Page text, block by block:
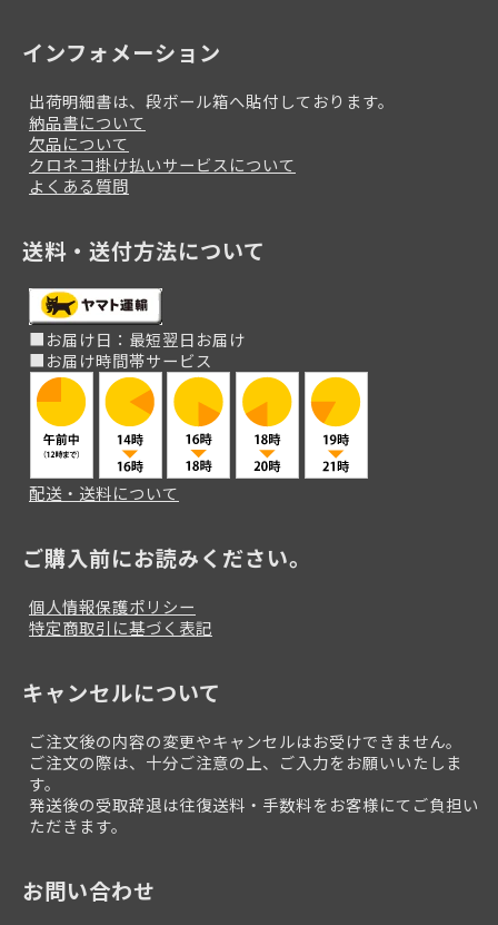
インフォメーション
出荷明細書は、段ボール箱へ貼付しております。
納品書について
欠品について
クロネコ掛け払いサービスについて
よくある質問
送料・送付方法について
■お届け日：最短翌日お届け
■お届け時間帯サービス
配送・送料について
ご購入前にお読みください。
個人情報保護ポリシー
特定商取引に基づく表記
キャンセルについて
ご注文後の内容の変更やキャンセルはお受けできません。
ご注文の際は、十分ご注意の上、ご入力をお願いいたしま
す。
発送後の受取辞退は往復送料・手数料をお客様にてご負担い
ただきます。
お問い合わせ